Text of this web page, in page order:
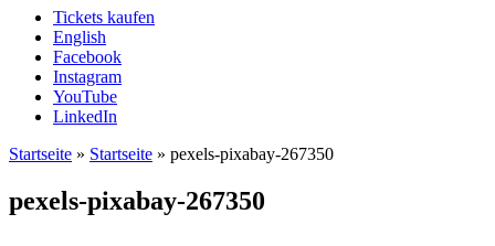
Tickets kaufen
English
Facebook
Instagram
YouTube
LinkedIn
Startseite » Startseite » pexels-pixabay-267350
pexels-pixabay-267350